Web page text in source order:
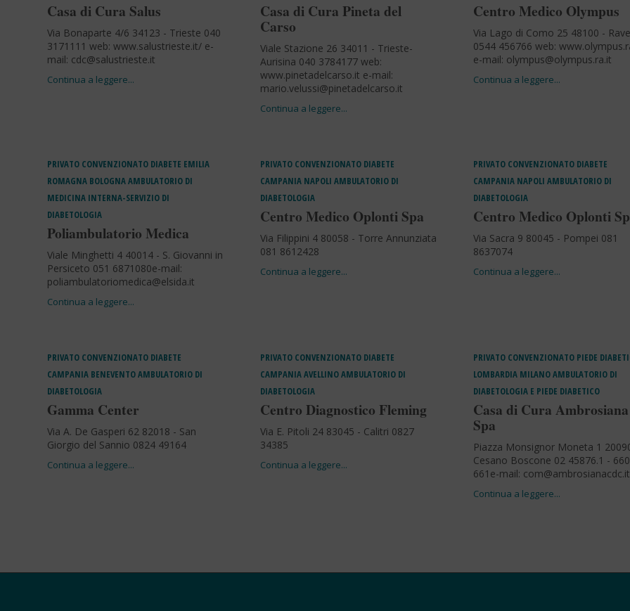
Casa di Cura Salus
Via Bonaparte 4/6 34123 - Trieste 040
3171111 web: www.salustrieste.it/ e-
mail: cdc@salustrieste.it
Casa di Cura Pineta del
Carso
Viale Stazione 26 34011 - Trieste-
Aurisina 040 3784177 web:
www.pinetadelcarso.it e-mail:
mario.velussi@pinetadelcarso.it
Centro Medico Olympus
Via Lago di Como 25 48100 -
0544 456766 web:
e-mail: olympus@olympus.ra.it
PRIVATO CONVENZIONATO DIABETE EMILIA
ROMAGNA BOLOGNAAMBULATORIO DI
MEDICINA INTERNA-SERVIZIO DI
DIABETOLOGIA
Poliambulatorio Medica
Viale Minghetti 4 40014 - S. Giovanni in
Persiceto 051 6871080e-mail:
poliambulatoriomedica@elsida.it
PRIVATO CONVENZIONATO DIABETE
CAMPANIA NAPOLI AMBULATORIO DI
DIABETOLOGIA
Centro Medico Oplonti Spa
Via Filippini 4 80058 - Torre Annunziata
081 8612428
PRIVATO CONVENZIONATO DIABETE
CAMPANIA NAPOLI AMBULATORIO DI
DIABETOLOGIA
Centro Medico Oplonti
Via Sacra 9 80045 - Pompei 081
8637074
PRIVATO CONVENZIONATO DIABETE
CAMPANIA BENEVENTOAMBULATORIO DI
DIABETOLOGIA
Gamma Center
Via A. De Gasperi 62 82018 - San
Giorgio del Sannio 0824 49164
PRIVATO CONVENZIONATO DIABETE
CAMPANIAAVELLINOAMBULATORIO DI
DIABETOLOGIA
Centro Diagnostico Fleming
Via E. Pitoli 24 83045 - Calitri 0827
34385
PRIVATO CONVENZIONATO PIEDE
LOMBARDIA MILANOAMBULATORIO DI
DIABETOLOGIA E PIEDE DIABETICO
Casa di Cura Ambrosiana
Spa
Piazza Monsignor Moneta 1
Cesano Boscone 02 45876.1 -
661e-mail: com@ambrosianacdc.it